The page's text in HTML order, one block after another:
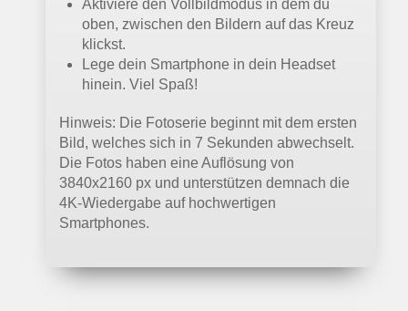
Aktiviere den Vollbildmodus in dem du
oben, zwischen den Bildern auf das Kreuz
klickst.
Lege dein Smartphone in dein Headset
hinein. Viel Spaß!
Hinweis: Die Fotoserie beginnt mit dem ersten
Bild, welches sich in 7 Sekunden abwechselt.
Die Fotos haben eine Auflösung von
3840x2160 px und unterstützen demnach die
4K-Wiedergabe auf hochwertigen
Smartphones.